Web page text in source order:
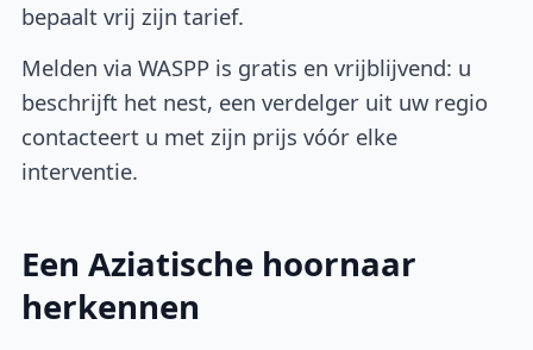
bepaalt vrij zijn tarief.
Melden via WASPP is gratis en vrijblijvend: u
beschrijft het nest, een verdelger uit uw regio
contacteert u met zijn prijs vóór elke
interventie.
Een Aziatische hoornaar
herkennen